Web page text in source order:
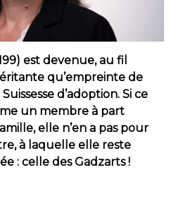
est devenue, au fil
qu’empreinte de
d’adoption. Si ce
un membre à part
elle n’en a pas pour
à laquelle elle reste
: celle des Gadzarts !